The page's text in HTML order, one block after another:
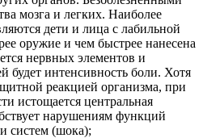
мозга и легких. Наиболее
дети и лица с лабильной
оружие и чем быстрее нанесена
нервных элементов и
будет интенсивность боли. Хотя
реакцией организма, при
истощается центральная
нарушениям функций
систем (шока);